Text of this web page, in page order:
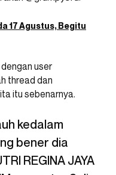
17 Agustus, Begitu
user
thread dan
itu sebenarnya.
kedalam
bener dia
REGINA JAYA